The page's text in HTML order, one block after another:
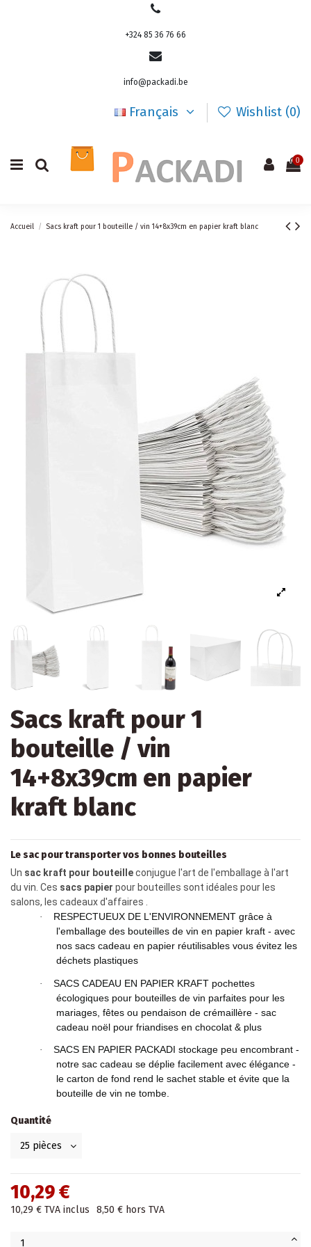
+324 85 36 76 66
info@packadi.be
Français Wishlist (0)
0
Accueil Sacs kraft pour 1 bouteille / vin 14+8x39cm en papier kraft blanc
Sacs kraft pour 1
bouteille / vin
14+8x39cm en papier
kraft blanc
Le sac pour transporter vos bonnes bouteilles
Un sac kraft pour bouteilleconjugue l'art de l'emballage à l'art
du vin. Ces sacs papier pour bouteilles sont idéales pour les
salons, les cadeaux d'affaires .
·
RESPECTUEUX DE L'ENVIRONNEMENT grâce à
l'emballage des bouteilles de vin en papier kraft - avec
nos sacs cadeau en papier réutilisables vous évitez les
déchets plastiques
·
SACS CADEAU EN PAPIER KRAFT pochettes
écologiques pour bouteilles de vin parfaites pour les
mariages, fêtes ou pendaison de crémaillère - sac
cadeau noël pour friandises en chocolat & plus
·
SACS EN PAPIER PACKADI stockage peu encombrant -
notre sac cadeau se déplie facilement avec élégance -
le carton de fond rend le sachet stable et évite que la
bouteille de vin ne tombe.
Quantité
10,29 €
10,29 € TVA inclus 8,50 € hors TVA